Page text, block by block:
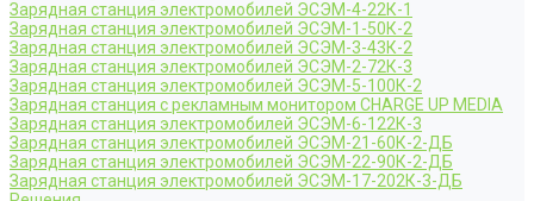
Зарядная станция электромобилей ЭСЭМ-4-22К-1
Зарядная станция электромобилей ЭСЭМ-1-50К-2
Зарядная станция электромобилей ЭСЭМ-3-43К-2
Зарядная станция электромобилей ЭСЭМ-2-72К-3
Зарядная станция электромобилей ЭСЭМ-5-100К-2
Зарядная станция с рекламным монитором CHARGE UP MEDIA
Зарядная станция электромобилей ЭСЭМ-6-122К-3
Зарядная станция электромобилей ЭСЭМ-21-60К-2-ДБ
Зарядная станция электромобилей ЭСЭМ-22-90К-2-ДБ
Зарядная станция электромобилей ЭСЭМ-17-202К-3-ДБ